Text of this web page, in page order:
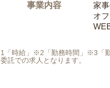
事業内容
家
オ
1「時給」※2「勤務時間」※3「
委託での求人となります。